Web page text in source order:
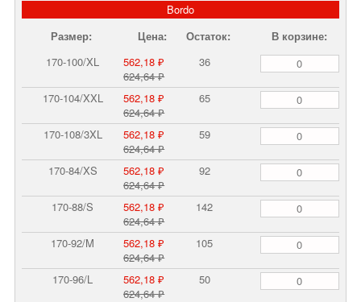
Bordo
Размер:
Цена: Остаток:
В корзине:
170-100/XL
624,64 ₽
562,18 ₽ 36
170-104/XXL
624,64 ₽
562,18 ₽ 65
170-108/3XL
624,64 ₽
562,18 ₽ 59
170-84/XS
624,64 ₽
562,18 ₽ 92
170-88/S
624,64 ₽
562,18 ₽ 142
170-92/M
624,64 ₽
562,18 ₽ 105
170-96/L
624,64 ₽
562,18 ₽ 50